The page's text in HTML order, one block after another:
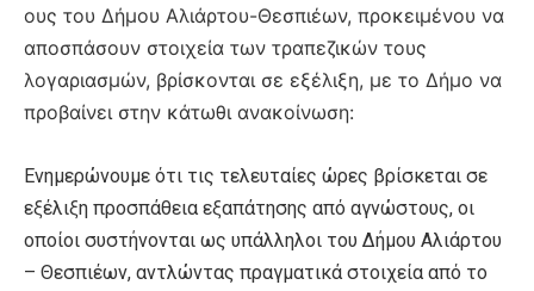
ους του Δήμου Αλιάρτου-Θεσπιέων, προκειμένου να
αποσπάσουν στοιχεία των τραπεζικών τους
λογαριασμών, βρίσκονται σε εξέλιξη, με το Δήμο να
προβαίνει στην κάτωθι ανακοίνωση:
Ενημερώνουμε ότι τις τελευταίες ώρες βρίσκεται σε
εξέλιξη προσπάθεια εξαπάτησης από αγνώστους, οι
οποίοι συστήνονται ως υπάλληλοι του Δήμου Αλιάρτου
– Θεσπιέων, αντλώντας πραγματικά στοιχεία από το